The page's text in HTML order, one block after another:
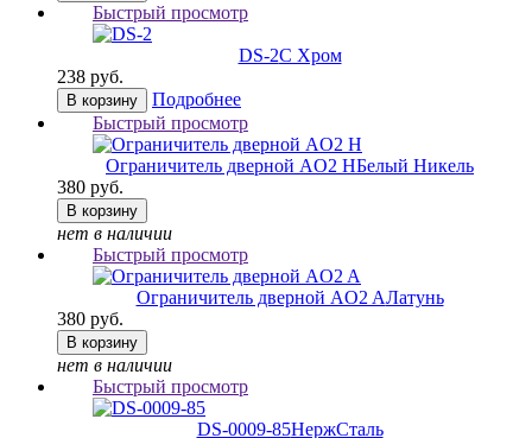
Быстрый просмотр
DS-2C Хром
238 руб.
В корзину
Подробнее
Быстрый просмотр
Ограничитель дверной AO2 HБелый Никель
380 руб.
В корзину
нет в наличии
Быстрый просмотр
Ограничитель дверной AO2 AЛатунь
380 руб.
В корзину
нет в наличии
Быстрый просмотр
DS-0009-85НержСталь